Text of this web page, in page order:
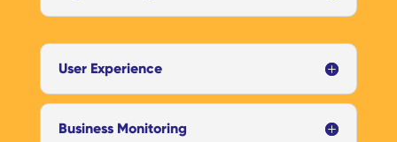
User Experience
Business Monitoring